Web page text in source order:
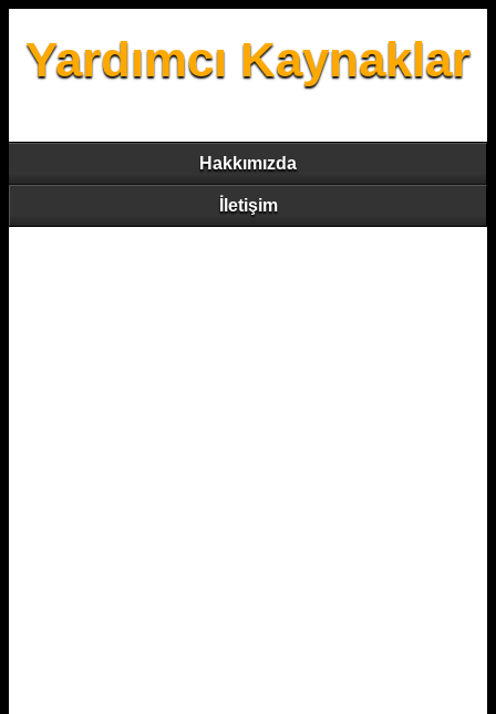
Yardımcı Kaynaklar
Hakkımızda
İletişim